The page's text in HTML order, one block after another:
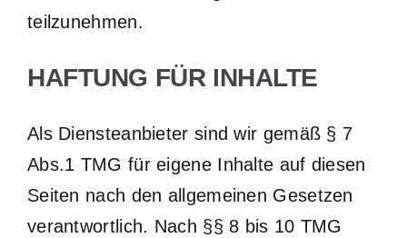
teilzunehmen.
HAFTUNG FÜR INHALTE
Als Diensteanbieter sind wir gemäß § 7
Abs.1 TMG für eigene Inhalte auf diesen
Seiten nach den allgemeinen Gesetzen
verantwortlich. Nach §§ 8 bis 10 TMG